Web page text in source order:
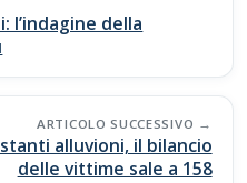
l’indagine della
ARTICOLO SUCCESSIVO
alluvioni, il bilancio
delle vittime sale a 158